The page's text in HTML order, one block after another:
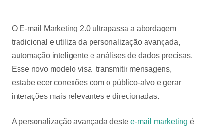
O E-mail Marketing 2.0 ultrapassa a abordagem
tradicional e utiliza da personalização avançada,
automação inteligente e análises de dados precisas.
Esse novo modelo visa transmitir mensagens,
estabelecer conexões com o público-alvo e gerar
interações mais relevantes e direcionadas.
A personalização avançada deste e-mail marketing é